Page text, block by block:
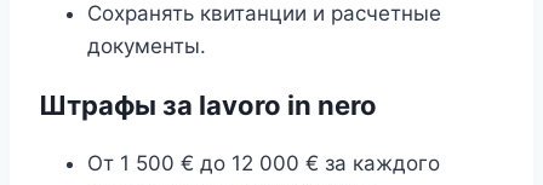
Сохранять квитанции и расчетные
документы.
Штрафы за lavoro in nero
От 1 500 € до 12 000 € за каждого